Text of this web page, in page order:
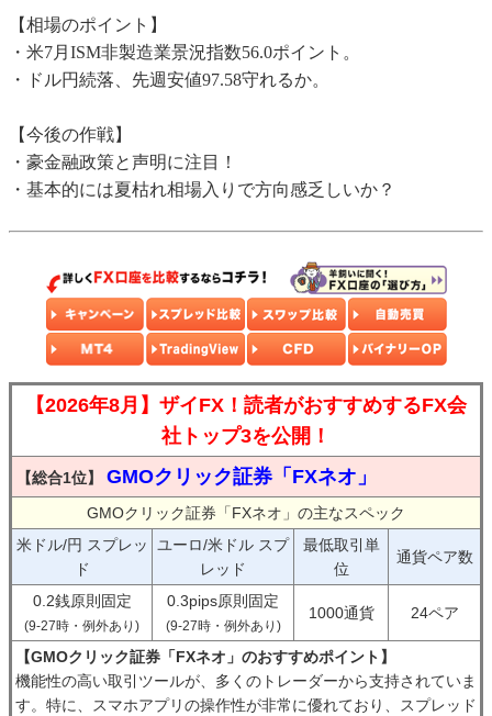
【相場のポイント】
・米7月ISM非製造業景況指数56.0ポイント。
・ドル円続落、先週安値97.58守れるか。
【今後の作戦】
・豪金融政策と声明に注目！
・基本的には夏枯れ相場入りで方向感乏しいか？
【2026年8月】ザイFX！読者がおすすめするFX会
社トップ3を公開！
【総合1位】 GMOクリック証券「FXネオ」
GMOクリック証券「FXネオ」の主なスペック
米ドル/円 スプレッ
ド
ユーロ/米ドル スプ
レッド
最低取引単
位
通貨ペア数
0.2銭原則固定
(9-27時・例外あり)
0.3pips原則固定
(9-27時・例外あり)
1000通貨 24ペア
【GMOクリック証券「FXネオ」のおすすめポイント】
機能性の高い取引ツールが、多くのトレーダーから支持されていま
す。特に、スマホアプリの操作性が非常に優れており、スプレッド